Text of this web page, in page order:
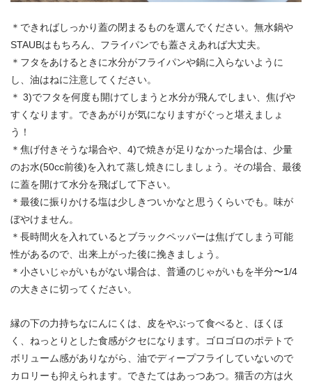
＊できればしっかり蓋の閉まるものを選んでください。無水鍋や
STAUBはもちろん、フライパンでも蓋さえあれば大丈夫。
＊フタをあけるときに水分がフライパンや鍋に入らないように
し、油はねに注意してください。
＊ 3)でフタを何度も開けてしまうと水分が飛んでしまい、焦げや
すくなります。できあがりが気になりますがぐっと堪えましょ
う！
＊焦げ付きそうな場合や、4)で焼きが足りなかった場合は、少量
のお水(50cc前後)を入れて蒸し焼きにしましょう。その場合、最後
に蓋を開けて水分を飛ばして下さい。
＊最後に振りかける塩は少しきついかなと思うくらいでも。味が
ぼやけません。
＊長時間火を入れているとブラックペッパーは焦げてしまう可能
性があるので、出来上がった後に挽きましょう。
＊小さいじゃがいもがない場合は、普通のじゃがいもを半分〜1/4
の大きさに切ってください。
縁の下の力持ちなにんにくは、皮をやぶって食べると、ほくほ
く、ねっとりとした食感がクセになります。ゴロゴロのポテトで
ボリューム感がありながら、油でディープフライしていないので
カロリーも抑えられます。できたてはあっつあつ。猫舌の方は火